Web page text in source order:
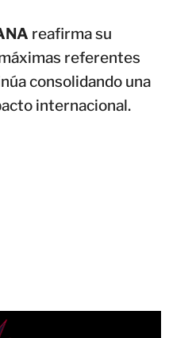
reafirma su
referentes
consolidando una
internacional.